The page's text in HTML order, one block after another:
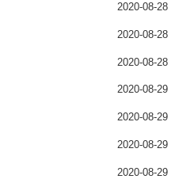
2020-08-28
2020-08-28
2020-08-28
2020-08-29
2020-08-29
2020-08-29
2020-08-29